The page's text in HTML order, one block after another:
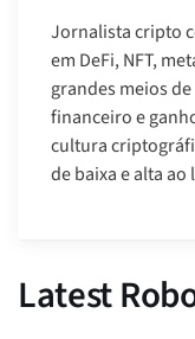
Jornalista cripto
em DeFi, NFT,
grandes meios
financeiro e
cultura
de baixa e alta
Latest